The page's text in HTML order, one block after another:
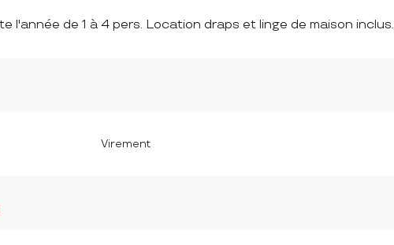
l'année de 1 à 4 pers. Location draps et linge de maison inclus.
Virement